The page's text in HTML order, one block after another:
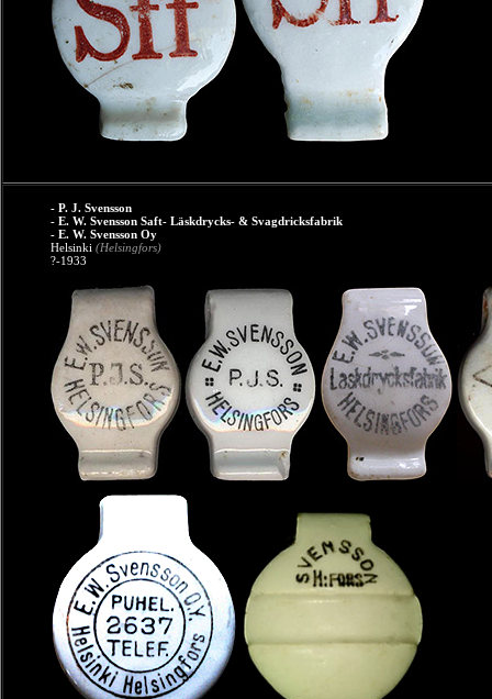
- P. J. Svensson
- E. W. Svensson Saft- Läskdrycks- & Svagdricksfabrik
- E. W. Svensson Oy
Helsinki (Helsingfors)
?-1933